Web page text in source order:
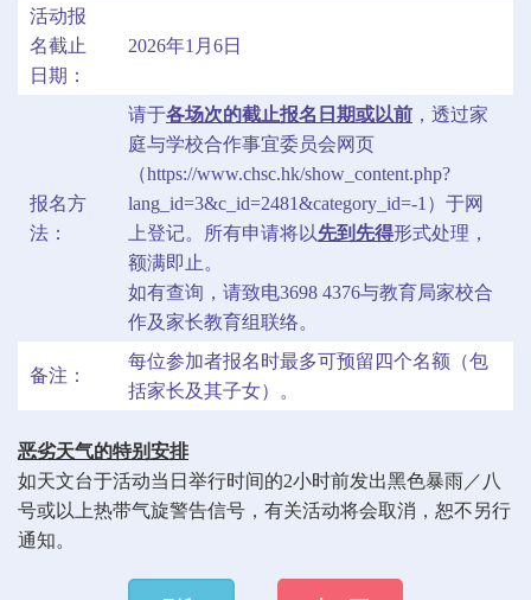
活动报
名截止
日期：
2026年1月6日
报名方
法：
请于各场次的截止报名日期或以前 ，透过家
庭与学校合作事宜委员会网页
（https://www.chsc.hk/show_content.php?
lang_id=3&c_id=2481&category_id=-1 ）于网
上登记。所有申请将以先到先得形式处理，
额满即止。
如有查询，请致电3698 4376与教育局家校合
作及家长教育组联络。
备注：
每位参加者报名时最多可预留四个名额（包
括家长及其子女）。
恶劣天气的特别安排
如天文台于活动当日举行时间的2小时前发出黑色暴雨／八
号或以上热带气旋警告信号，有关活动将会取消，恕不另行
通知。